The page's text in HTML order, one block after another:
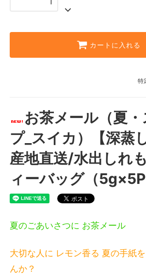
カートに入れる
特
お茶メール（夏
プ_スイカ）【深蒸
産地直送/水出しれ
ィーバッグ（5g×5P
夏のごあいさつに お茶メール
大切な人に レモン香る 夏の手紙
んか？